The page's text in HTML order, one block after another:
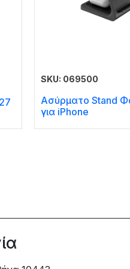
SKU: 069500
Ασύρματο Stand
για iPhone